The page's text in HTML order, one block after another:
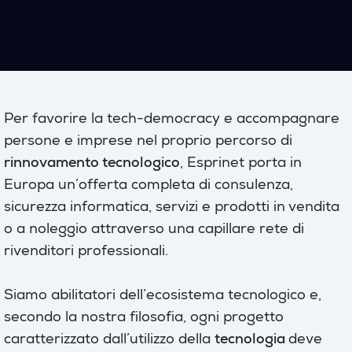
Per favorire la tech-democracy e accompagnare
persone e imprese nel proprio percorso di
rinnovamento tecnologico, Esprinet porta in
Europa un’offerta completa di consulenza,
sicurezza informatica, servizi e prodotti in vendita
o a noleggio attraverso una capillare rete di
rivenditori professionali.
Siamo abilitatori dell’ecosistema tecnologico e,
secondo la nostra filosofia, ogni progetto
caratterizzato dall’utilizzo della tecnologia deve